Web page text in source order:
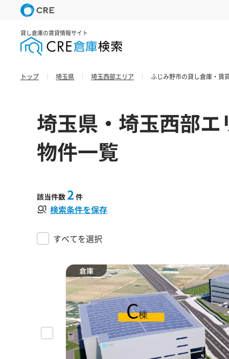
貸し倉庫の賃貸情報サイト
トップ 埼玉県 埼玉西部エリア ふじみ野市の貸し倉庫・賃
埼玉県・埼玉西部
物件一覧
該当件数 2 件
検索条件を保存
すべてを選択
倉庫